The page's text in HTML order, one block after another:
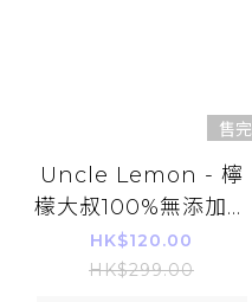
售完
Uncle Lemon - 檸
檬大叔100%無添加蜂
蜜檸檬磚 特級檸檬汁
(33ml*12個)(平行進
HK$120.00
HK$299.00